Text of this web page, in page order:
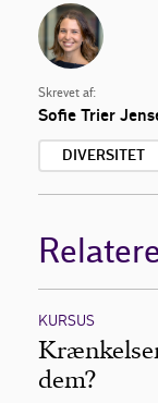
Skrevet af:
Sofie Trier
DIVERSITET
KURSUS
dem?